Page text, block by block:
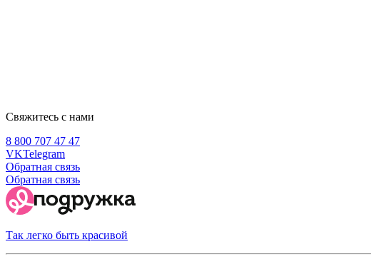
Свяжитесь с нами
8 800 707 47 47
VKTelegram
Обратная связь
Обратная связь
Так легко быть красивой